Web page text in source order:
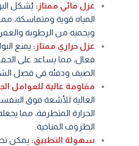
عزل مائي ممتاز: يُشكل
المياه قوية ومتماسكة،
ويحميه من الرطوبة
عزل حراري ممتاز: يمنع
فعال، مما يساعد على
الصيف ودفئه في فصل
مقاومة عالية للعوامل
العالية للأشعة فوق
الحرارة المتطرفة، مما
الظروف المناخية.
سهولة التطبيق: يمكن